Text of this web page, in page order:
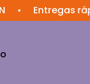
Entregas rápidas